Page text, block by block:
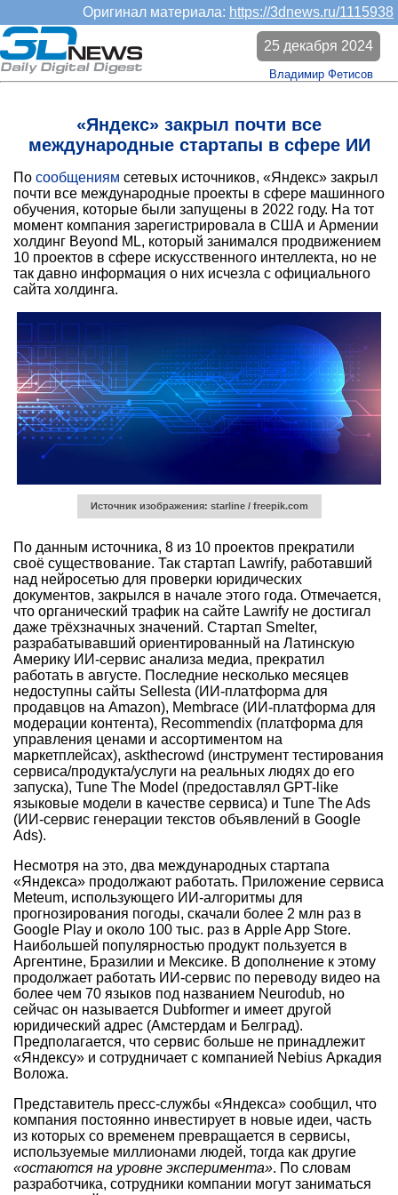
Оригинал материала: https://3dnews.ru/1115938
«Яндекс» закрыл почти все
международные стартапы в сфере ИИ
25 декабря 2024
Владимир Фетисов
По сообщениям сетевых источников, «Яндекс» закрыл
почти все международные проекты в сфере машинного
обучения, которые были запущены в 2022 году. На тот
момент компания зарегистрировала в США и Армении
холдинг Beyond ML, который занимался продвижением
10 проектов в сфере искусственного интеллекта, но не
так давно информация о них исчезла с официального
сайта холдинга.
Источник изображения: starline / freepik.com
По данным источника, 8 из 10 проектов прекратили
своё существование. Так стартап Lawrify, работавший
над нейросетью для проверки юридических
документов, закрылся в начале этого года. Отмечается,
что органический трафик на сайте Lawrify не достигал
даже трёхзначных значений. Стартап Smelter,
разрабатывавший ориентированный на Латинскую
Америку ИИ-сервис анализа медиа, прекратил
работать в августе. Последние несколько месяцев
недоступны сайты Sellesta (ИИ-платформа для
продавцов на Amazon), Membrace (ИИ-платформа для
модерации контента), Recommendix (платформа для
управления ценами и ассортиментом на
маркетплейсах), askthecrowd (инструмент тестирования
сервиса/продукта/услуги на реальных людях до его
запуска), Tune The Model (предоставлял GPT-like
языковые модели в качестве сервиса) и Tune The Ads
(ИИ-сервис генерации текстов объявлений в Google
Ads).
Несмотря на это, два международных стартапа
«Яндекса» продолжают работать. Приложение сервиса
Meteum, использующего ИИ-алгоритмы для
прогнозирования погоды, скачали более 2 млн раз в
Google Play и около 100 тыс. раз в Apple App Store.
Наибольшей популярностью продукт пользуется в
Аргентине, Бразилии и Мексике. В дополнение к этому
продолжает работать ИИ-сервис по переводу видео на
более чем 70 языков под названием Neurodub, но
сейчас он называется Dubformer и имеет другой
юридический адрес (Амстердам и Белград).
Предполагается, что сервис больше не принадлежит
«Яндексу» и сотрудничает с компанией Nebius Аркадия
Воложа.
Представитель пресс-службы «Яндекса» сообщил, что
компания постоянно инвестирует в новые идеи, часть
из которых со временем превращается в сервисы,
используемые миллионами людей, тогда как другие
«остаются на уровне эксперимента». По словам
разработчика, сотрудники компании могут заниматься